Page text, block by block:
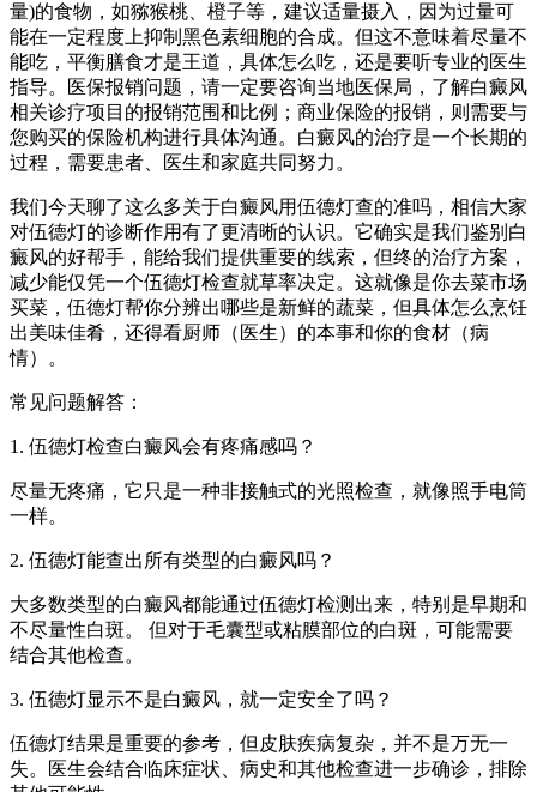
量)的食物，如猕猴桃、橙子等，建议适量摄入，因为过量可
能在一定程度上抑制黑色素细胞的合成。但这不意味着尽量不
能吃，平衡膳食才是王道，具体怎么吃，还是要听专业的医生
指导。医保报销问题，请一定要咨询当地医保局，了解白癜风
相关诊疗项目的报销范围和比例；商业保险的报销，则需要与
您购买的保险机构进行具体沟通。白癜风的治疗是一个长期的
过程，需要患者、医生和家庭共同努力。
我们今天聊了这么多关于白癜风用伍德灯查的准吗，相信大家
对伍德灯的诊断作用有了更清晰的认识。它确实是我们鉴别白
癜风的好帮手，能给我们提供重要的线索，但终的治疗方案，
减少能仅凭一个伍德灯检查就草率决定。这就像是你去菜市场
买菜，伍德灯帮你分辨出哪些是新鲜的蔬菜，但具体怎么烹饪
出美味佳肴，还得看厨师（医生）的本事和你的食材（病
情）。
常见问题解答：
1. 伍德灯检查白癜风会有疼痛感吗？
尽量无疼痛，它只是一种非接触式的光照检查，就像照手电筒
一样。
2. 伍德灯能查出所有类型的白癜风吗？
大多数类型的白癜风都能通过伍德灯检测出来，特别是早期和
不尽量性白斑。 但对于毛囊型或粘膜部位的白斑，可能需要
结合其他检查。
3. 伍德灯显示不是白癜风，就一定安全了吗？
伍德灯结果是重要的参考，但皮肤疾病复杂，并不是万无一
失。医生会结合临床症状、病史和其他检查进一步确诊，排除